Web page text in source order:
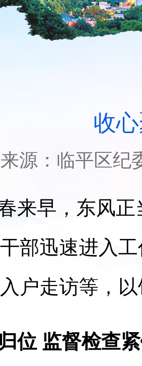
收
来源： 临平区纪
来早，东风
部迅速进入
户走访等，
位 监督检查